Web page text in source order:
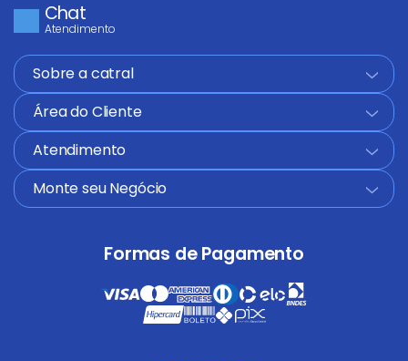
Chat
Atendimento
Sobre a catral
+
Área do Cliente
+
Atendimento
+
Monte seu Negócio
+
Formas de Pagamento